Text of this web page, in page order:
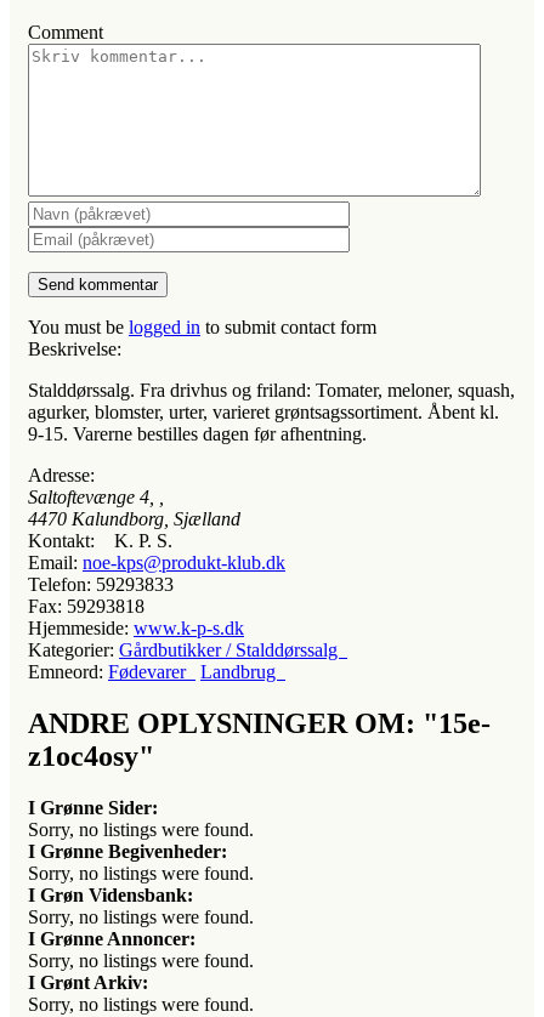
Comment
You must be logged in to submit contact form
Beskrivelse:
Stalddørssalg. Fra drivhus og friland: Tomater, meloner, squash,
agurker, blomster, urter, varieret grøntsagssortiment. Åbent kl.
9-15. Varerne bestilles dagen før afhentning.
Adresse:
Saltoftevænge 4
4470 Kalundborg, Sjælland
Kontakt:
K. P. S.
Email: noe-kps@produkt-klub.dk
Telefon: 59293833
Fax: 59293818
Hjemmeside: www.k-p-s.dk
Kategorier: Gårdbutikker / Stalddørssalg
Emneord: Fødevarer Landbrug
ANDRE OPLYSNINGER OM: "15e-
z1oc4osy"
I Grønne Sider:
Sorry, no listings were found.
I Grønne Begivenheder:
Sorry, no listings were found.
I Grøn Vidensbank:
Sorry, no listings were found.
I Grønne Annoncer:
Sorry, no listings were found.
I Grønt Arkiv:
Sorry, no listings were found.